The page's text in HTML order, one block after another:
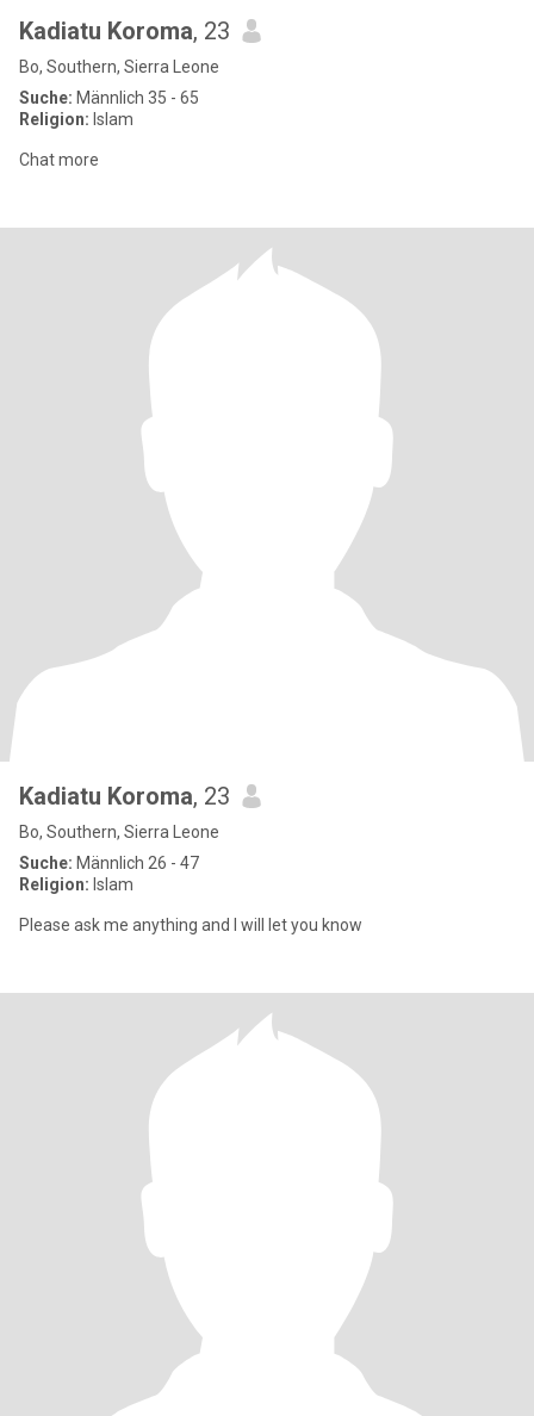
Kadiatu Koroma, 23
Bo, Southern, Sierra Leone
Suche: Männlich 35 - 65
Religion: Islam
Chat more
Kadiatu Koroma, 23
Bo, Southern, Sierra Leone
Suche: Männlich 26 - 47
Religion: Islam
Please ask me anything and I will let you know